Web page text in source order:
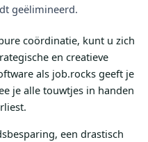
geëlimineerd.
coördinatie, kunt u zich
en creatieve
als job.rocks geeft je
je alle touwtjes in handen
een drastisch